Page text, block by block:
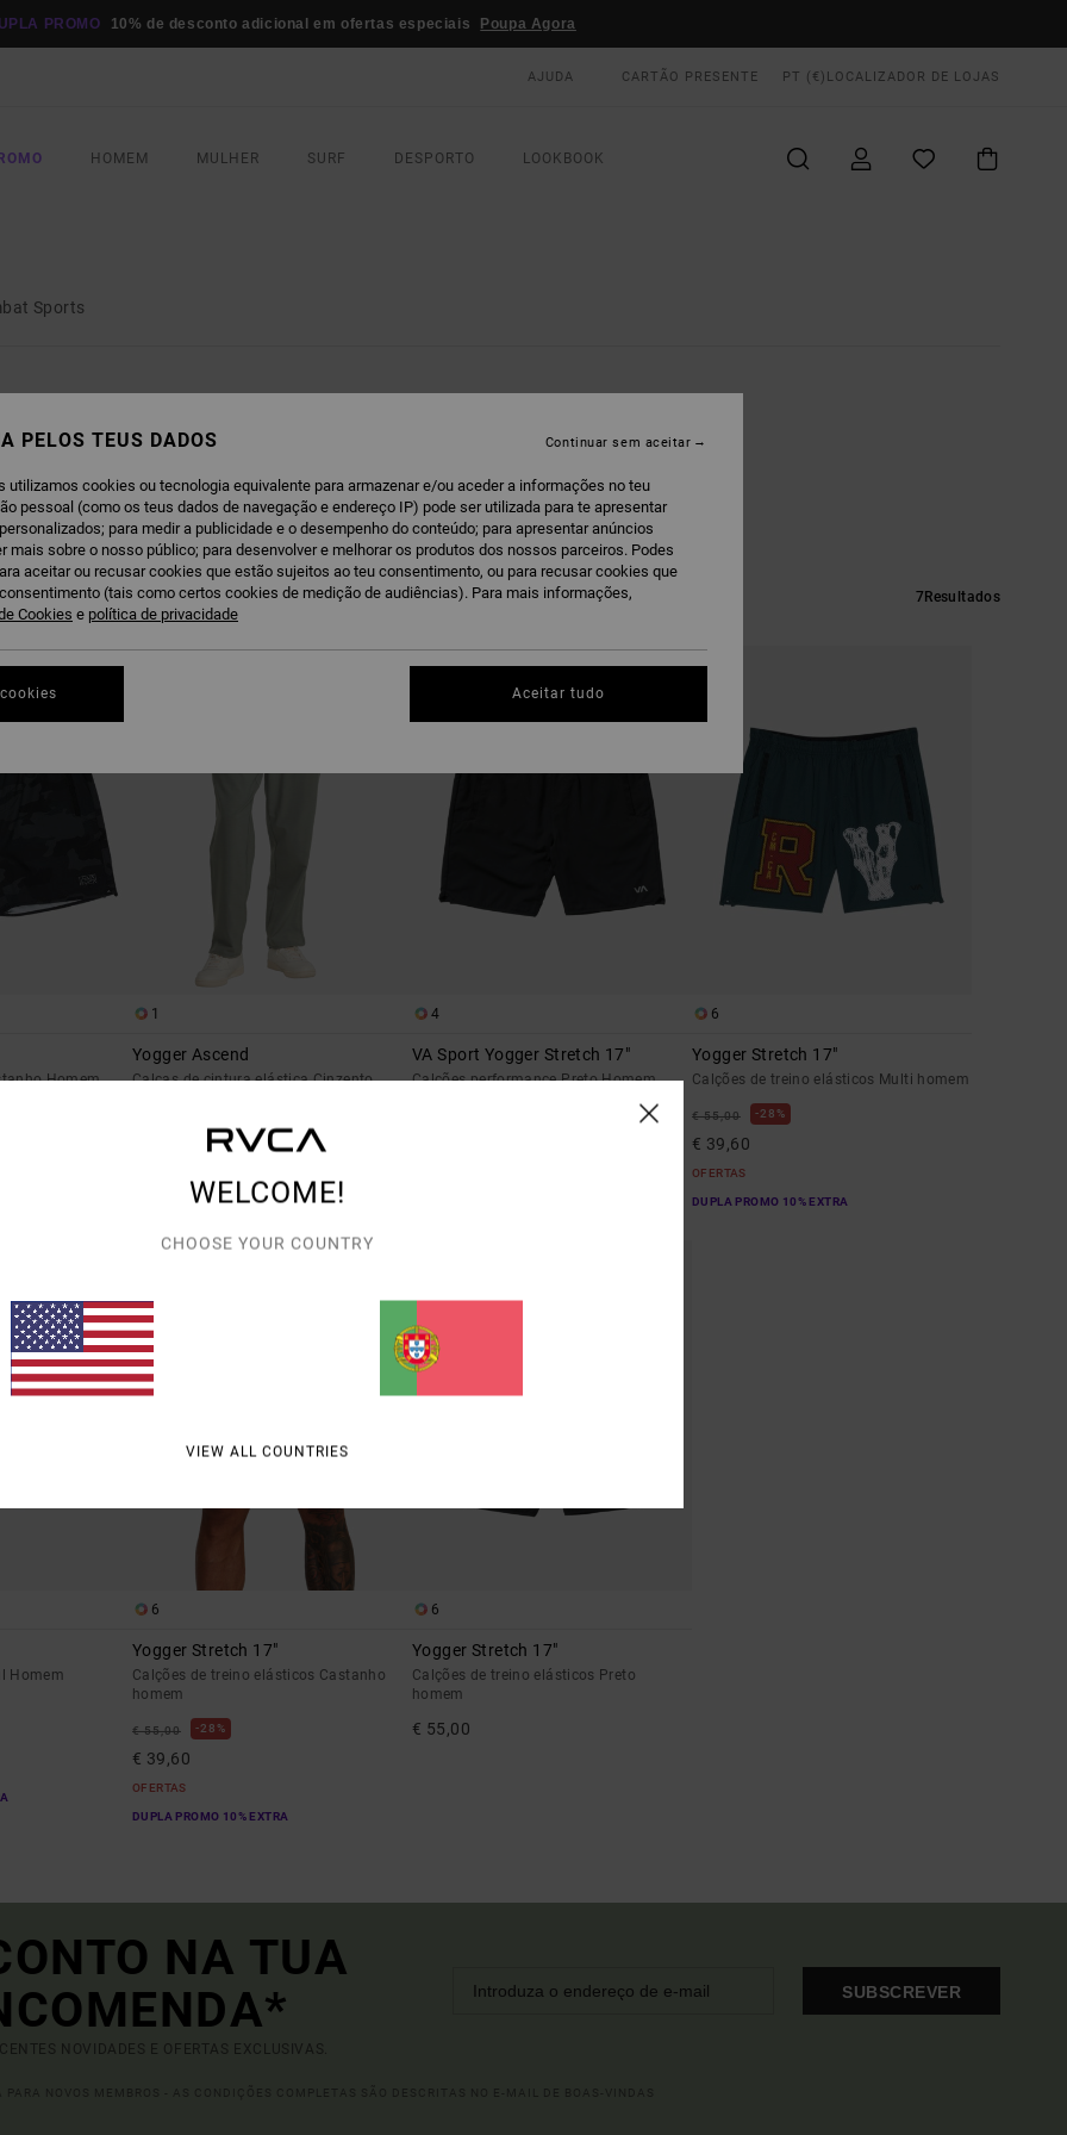
PROMO 10% de desconto adicional em ofertas especiais Poupa Agora
AJUDA CARTÃO PRESENTE PT (€) LOCALIZADOR DE LOJAS
HOMEM MULHER SURF DESPORTO LOOKBOOK
Sports
treino
7Resultados
Homem
1
Yogger Ascend
Calças de cintura elástica Cinzento
28%
4
VA Sport Yogger Stretch 17"
Calções performance Preto Homem
6
Yogger Stretch 17"
Calções de treino elásticos Multi homem
€ 55,00 28%
€ 39,60
OFERTAS
DUPLA PROMO 10% EXTRA
Homem
6
Yogger Stretch 17"
Calções de treino elásticos Castanho
homem
€ 55,00 28%
€ 39,60
OFERTAS
DUPLA PROMO 10% EXTRA
6
Yogger Stretch 17"
Calções de treino elásticos Preto
homem
€ 55,00
NA TUA
NOVIDADES E OFERTAS EXCLUSIVAS.
SUBSCREVER
WELCOME!
CHOOSE YOUR COUNTRY
VIEW ALL COUNTRIES
PELOS TEUS DADOS
utilizamos cookies ou tecnologia equivalente para armazenar e/ou aceder a informações no teu
pessoal (como os teus dados de navegação e endereço IP) pode ser utilizada para te apresentar
para medir a publicidade e o desempenho do conteúdo; para apresentar anúncios
mais sobre o nosso público; para desenvolver e melhorar os produtos dos nossos parceiros. Podes
aceitar ou recusar cookies que estão sujeitos ao teu consentimento, ou para recusar cookies que
(tais como certos cookies de medição de audiências). Para mais informações,
Cookies e política de privacidade
Continuar sem aceitar
Aceitar tudo